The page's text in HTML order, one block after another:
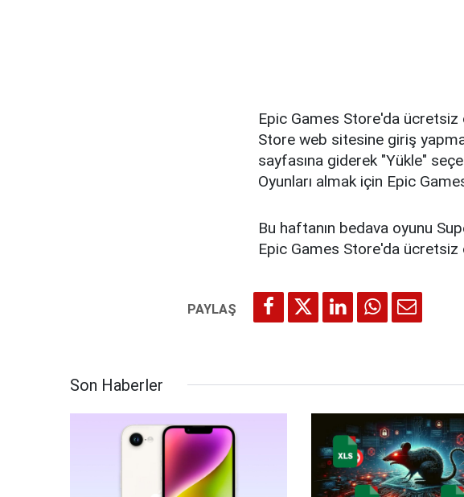
Epic Games Store'da ücretsiz
Store web sitesine giriş
sayfasına giderek "Yükle"
Oyunları almak için Epic
Bu haftanın bedava oyunu
Epic Games Store'da ücretsiz
Son Haberler